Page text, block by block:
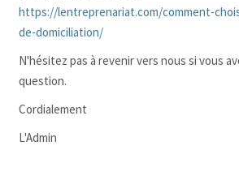
https://lentreprenariat.com/comment-
de-domiciliation/
N'hésitez pas à revenir vers nous si vous
question.
Cordialement
L'Admin